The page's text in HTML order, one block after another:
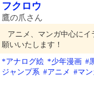
フクロウ
鷹の爪さん
アニメ、マンガ中心に
願いいたします！
*アナログ絵 *少年漫画 #
ジャンプ系 #アニメ #マ